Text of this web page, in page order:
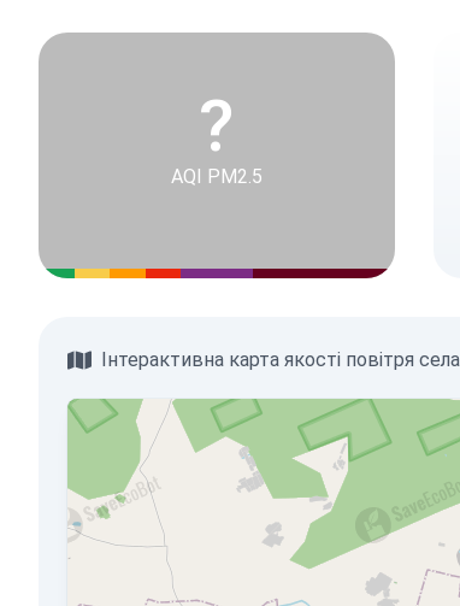
?
AQI PM2.5
Інтерактивна карта якості повітря